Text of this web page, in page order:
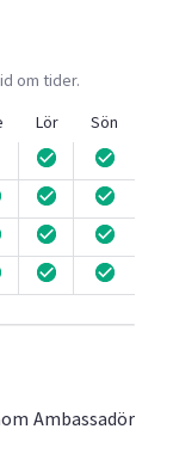
om tider.
Lör
Sön
Ambassadör